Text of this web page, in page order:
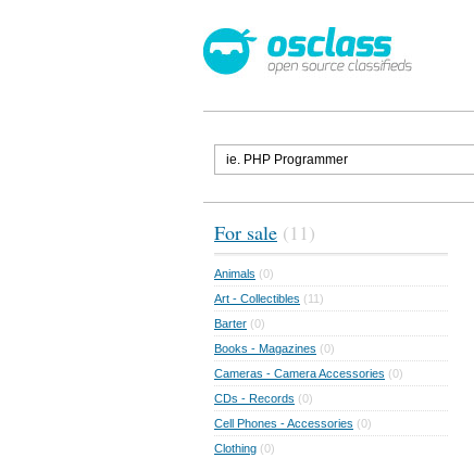
For sale (11)
Animals (0)
Art - Collectibles (11)
Barter (0)
Books - Magazines (0)
Cameras - Camera Accessories (0)
CDs - Records (0)
Cell Phones - Accessories (0)
Clothing (0)